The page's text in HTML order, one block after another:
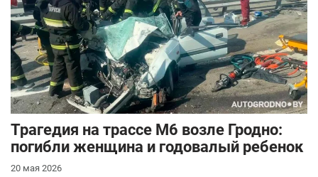
Трагедия на трассе М6 возле Гродно:
погибли женщина и годовалый ребенок
20 мая 2026